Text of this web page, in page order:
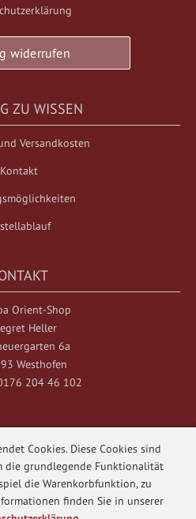
widerrufen
ZU WISSEN
Versandkosten
Kontakt
Orient-Shop
Heller
6a
Westhofen
204 46 102
Shop © 2026
- 2026
web-n-arts.de
Cookies. Diese Cookies sind
die grundlegende Funktionalität
die Warenkorbfunktion, zu
finden Sie in unserer